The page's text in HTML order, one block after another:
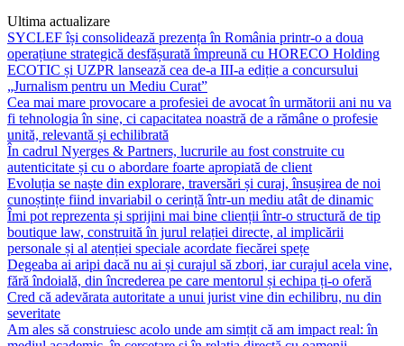
Ultima actualizare
SYCLEF își consolidează prezența în România printr-o a doua
operațiune strategică desfășurată împreună cu HORECO Holding
ECOTIC și UZPR lansează cea de-a III-a ediție a concursului
„Jurnalism pentru un Mediu Curat”
Cea mai mare provocare a profesiei de avocat în următorii ani nu va
fi tehnologia în sine, ci capacitatea noastră de a rămâne o profesie
unită, relevantă și echilibrată
În cadrul Nyerges & Partners, lucrurile au fost construite cu
autenticitate și cu o abordare foarte apropiată de client
Evoluția se naște din explorare, traversări și curaj, însușirea de noi
cunoștințe fiind invariabil o cerință într-un mediu atât de dinamic
Îmi pot reprezenta și sprijini mai bine clienții într-o structură de tip
boutique law, construită în jurul relației directe, al implicării
personale și al atenției speciale acordate fiecărei spețe
Degeaba ai aripi dacă nu ai și curajul să zbori, iar curajul acela vine,
fără îndoială, din încrederea pe care mentorul și echipa ți-o oferă
Cred că adevărata autoritate a unui jurist vine din echilibru, nu din
severitate
Am ales să construiesc acolo unde am simțit că am impact real: în